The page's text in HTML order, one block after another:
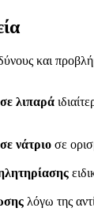
και
λιπαρά
νάτριο σε
λόγω της